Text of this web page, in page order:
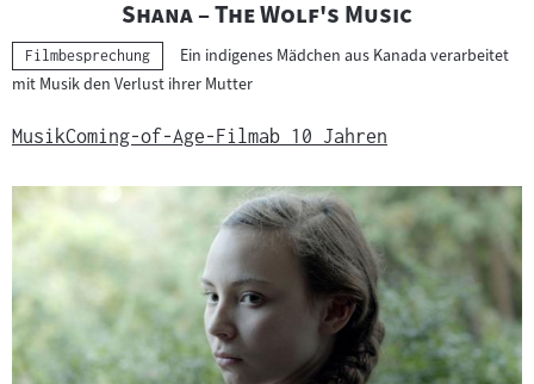
"
Shana – The Wolf's Music"
Kategorie:
Filmbesprechung
Ein indigenes Mädchen aus Kanada verarbeitet
mit Musik den Verlust ihrer Mutter
MusikComing-of-Age-Filmab 10 Jahren